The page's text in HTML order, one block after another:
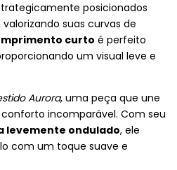
posicionados
valorizando suas curvas de
curto é perfeito
um visual leve e
Aurora, uma peça que une
incomparável. Com seu
levemente ondulado, ele
com um toque suave e